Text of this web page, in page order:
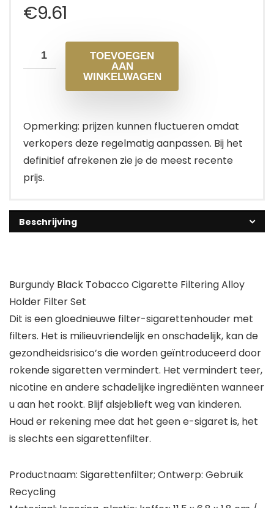
€9.61
TOEVOEGEN
AAN
WINKELWAGEN
Opmerking: prijzen kunnen fluctueren omdat
verkopers deze regelmatig aanpassen. Bij het
definitief afrekenen zie je de meest recente
prijs.
Beschrijving
Burgundy Black Tobacco Cigarette Filtering Alloy
Holder Filter Set
Dit is een gloednieuwe filter-sigarettenhouder met
filters. Het is milieuvriendelijk en onschadelijk, kan de
gezondheidsrisico’s die worden geïntroduceerd door
rokende sigaretten vermindert. Het vermindert teer,
nicotine en andere schadelijke ingrediënten wanneer
u aan het rookt. Blijf alsjeblieft weg van kinderen.
Houd er rekening mee dat het geen e-sigaret is, het
is slechts een sigarettenfilter.
Productnaam: Sigarettenfilter; Ontwerp: Gebruik
Recycling